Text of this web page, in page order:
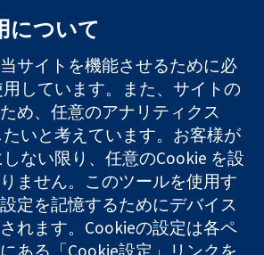
11-13 Cavendish
Square
London
W1G 0AN
United Kingdom
お問い合わせ
ニュース
広報
コクランにつ
いて
採用
Cochrane
Library
について
サイトを機能させるために必
しています。また、サイトの
め、任意のアナリティクス
いと考えています。お客様が
ない限り、任意のCookie を設
ません。このツールを使用す
定を記憶するためにデバイス
れます。Cookieの設定は各ペ
ある「Cookie設定」リンクを